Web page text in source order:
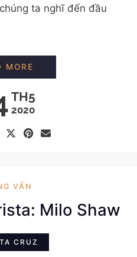
ta nghĩ đến đầu
TH5
2020
MORE
VẤN
Milo Shaw
CRUZ